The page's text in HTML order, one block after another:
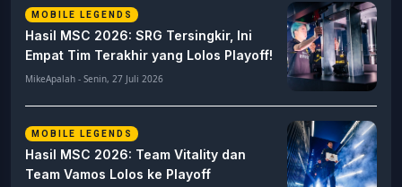
MOBILE LEGENDS
Hasil MSC 2026: SRG Tersingkir, Ini
Empat Tim Terakhir yang Lolos Playoff!
MikeApalah - Senin, 27 Juli 2026
MOBILE LEGENDS
Hasil MSC 2026: Team Vitality dan
Team Vamos Lolos ke Playoff